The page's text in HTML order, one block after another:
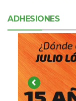
ADHESIONES